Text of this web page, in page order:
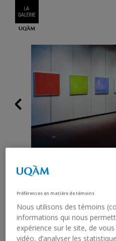
ANNE DE
ÉCART;
LOUIS
Préférences en matière de témoins
Nous utilisons des témoins
informations qui nous
expérience sur le site, de
vidéo, d’analyser les